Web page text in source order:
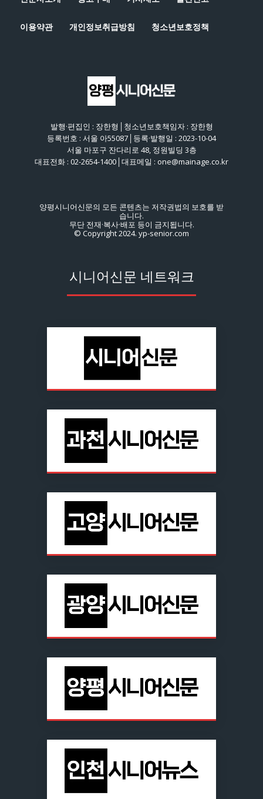
이용약관 개인정보취급방침 청소년보호정책
발행·편집인 : 장한형│청소년보호책임자 : 장한형
등록번호 : 서울 아55087│등록·발행일 : 2023-10-04
서울 마포구 잔다리로 48, 정원빌딩 3층
대표전화 : 02-2654-1400│대표메일 : one@mainage.co.kr
양평시니어신문의 모든 콘텐츠는 저작권법의 보호를 받
습니다.
무단 전재·복사·배포 등이 금지됩니다.
© Copyright 2024. yp-senior.com
시니어신문 네트워크